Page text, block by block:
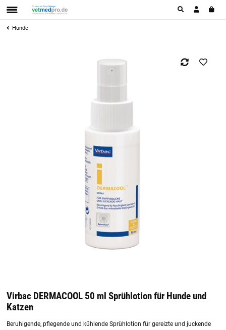
Hunde
Virbac DERMACOOL 50 ml Sprühlotion für Hunde und
Katzen
Beruhigende, pflegende und kühlende Sprühlotion für gereizte und juckende